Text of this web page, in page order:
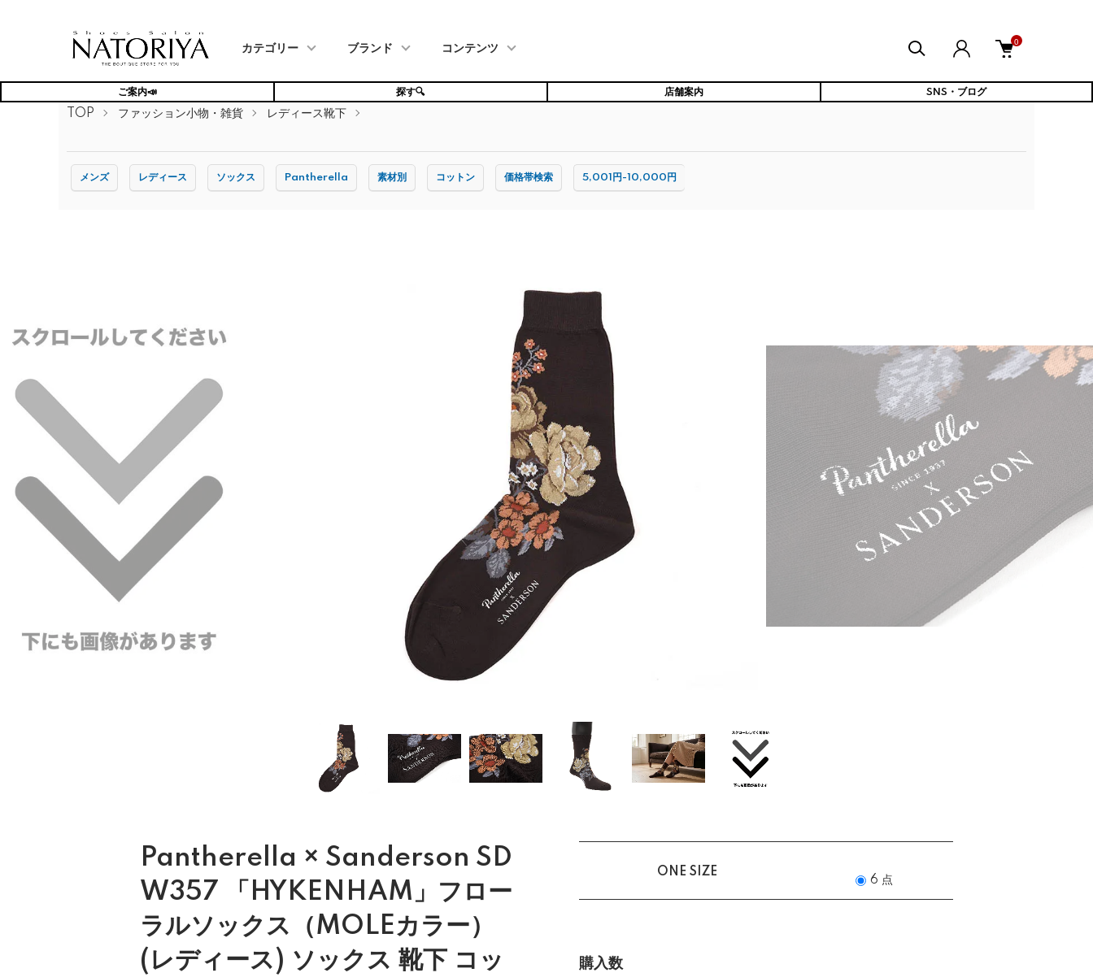
カテゴリー ブランド コンテンツ
0
ご案内📣 探す🔍 店舗案内 SNS・ブログ
TOP ファッション小物・雑貨 レディース靴下
メンズ レディース ソックス Pantherella 素材別 コットン 価格帯検索 5,001円-10,000円
Pantherella × Sanderson SD
W357 「HYKENHAM」フロー
ラルソックス（MOLEカラー）
(レディース) ソックス 靴下 コッ
ONE SIZE
6 点
購入数